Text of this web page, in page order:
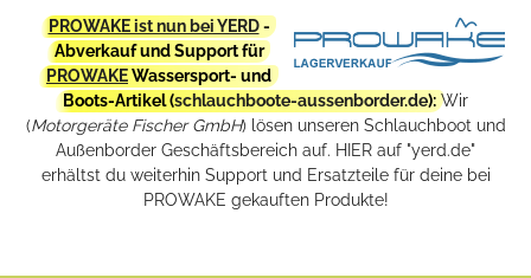
PROWAKE ist nun bei YERD-
Abverkauf und Support für
PROWAKEWassersport- und
Boots-Artikel (schlauchboote-aussenborder.de): Wir
(Motorgeräte Fischer GmbH) lösen unseren Schlauchboot und
Außenborder Geschäftsbereich auf. HIER auf "yerd.de"
erhältst du weiterhin Support und Ersatzteile für deine bei
PROWAKE gekauften Produkte!